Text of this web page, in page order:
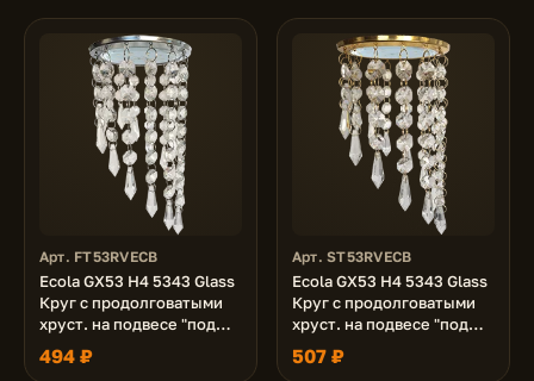
Арт. FT53RVECB
Ecola GX53 H4 5343 Glass
Круг с продолговатыми
хруст. на подвесе "под
скос" Прозрачный / Хром
240x110 (к+)
494 ₽
Арт. ST53RVECB
Ecola GX53 H4 5343 Glass
Круг с продолговатыми
хруст. на подвесе "под
скос" Прозрачный /
Золото 240x110 (к+)
507 ₽